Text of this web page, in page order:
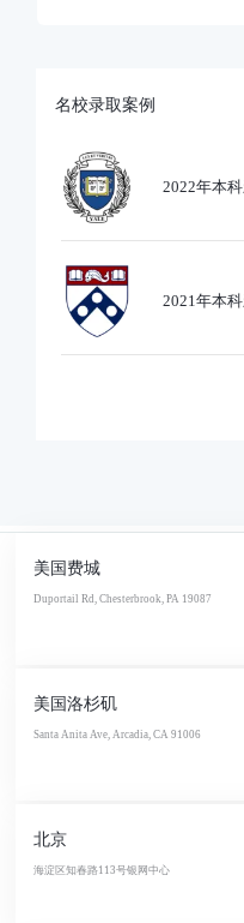
名校录取案例
2022年本
2021年本
美国费城
Duportail Rd, Chesterbrook, PA 19087
美国洛杉矶
Santa Anita Ave, Arcadia, CA 91006
北京
海淀区知春路113号银网中心